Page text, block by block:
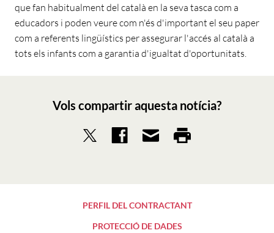
que fan habitualment del català en la seva tasca com a
educadors i poden veure com n'és d'important el seu paper
com a referents lingüístics per assegurar l'accés al català a
tots els infants com a garantia d'igualtat d'oportunitats.
Vols compartir aquesta notícia?
PERFIL DEL CONTRACTANT
PROTECCIÓ DE DADES